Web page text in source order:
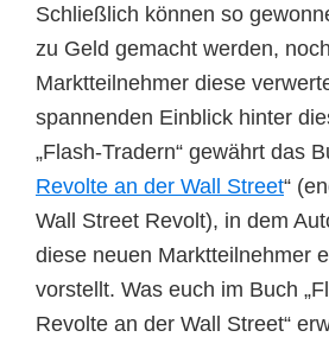
Schließlich können so
zu Geld gemacht werden,
Marktteilnehmer diese
spannenden Einblick hinter
„Flash-Tradern“ gewährt das
Revolte an der Wall Street“
Wall Street Revolt), in dem
diese neuen Marktteilnehmer
vorstellt. Was euch im Buch
Revolte an der Wall Street“